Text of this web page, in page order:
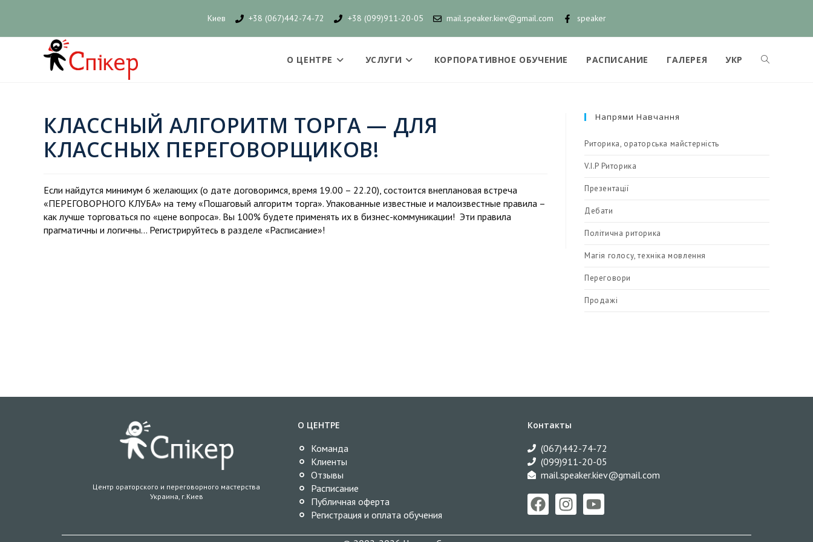
Киев +38 (067)442-74-72 +38 (099)911-20-05 mail.speaker.kiev@gmail.com speaker
О ЦЕНТРЕ УСЛУГИ КОРПОРАТИВНОЕ ОБУЧЕНИЕ РАСПИСАНИЕ ГАЛЕРЕЯ УКР
КЛАССНЫЙ АЛГОРИТМ ТОРГА — ДЛЯ
КЛАССНЫХ ПЕРЕГОВОРЩИКОВ!
Если найдутся минимум 6 желающих (о дате договоримся, время 19.00 – 22.20), состоится внеплановая встреча
«ПЕРЕГОВОРНОГО КЛУБА» на тему «Пошаговый алгоритм торга». Упакованные известные и малоизвестные правила –
как лучше торговаться по «цене вопроса». Вы 100% будете применять их в бизнес-коммуникации! Эти правила
прагматичны и логичны… Регистрируйтесь в разделе «Расписание»!
Напрями Навчання
Риторика, ораторська майстерність
V.I.P Риторика
Презентації
Дебати
Політична риторика
Магія голосу, техніка мовлення
Переговори
Продажі
Центр ораторского и переговорного мастерства
Украина, г.Киев
О ЦЕНТРЕ
Команда
Клиенты
Отзывы
Расписание
Публичная оферта
Регистрация и оплата обучения
Контакты
(067)442-74-72
(099)911-20-05
mail.speaker.kiev@gmail.com​